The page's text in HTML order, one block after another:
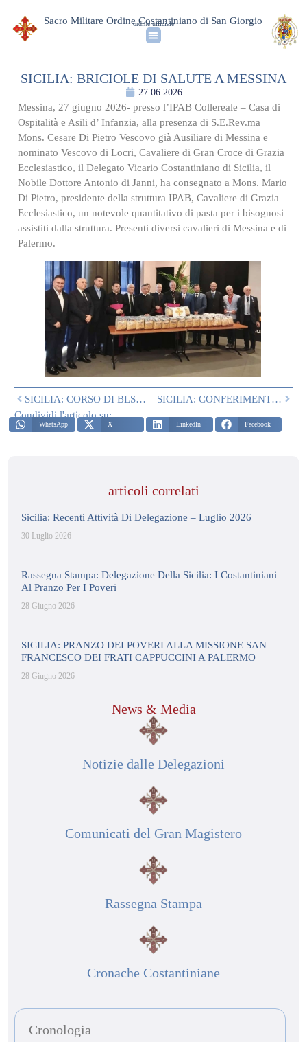
Sacro Militare Ordine Costantiniano di San Giorgio
ordine ufficiale
SICILIA: BRICIOLE DI SALUTE A MESSINA
27 06 2026
Messina, 27 giugno 2026- presso l’IPAB Collereale – Casa di
Ospitalità e Asili d’ Infanzia, alla presenza di S.E.Rev.ma
Mons. Cesare Di Pietro Vescovo già Ausiliare di Messina e
nominato Vescovo di Locri, Cavaliere di Gran Croce di Grazia
Ecclesiastico, il Delegato Vicario Costantiniano di Sicilia, il
Nobile Dottore Antonio di Janni, ha consegnato a Mons. Mario
Di Pietro, presidente della struttura IPAB, Cavaliere di Grazia
Ecclesiastico, un notevole quantitativo di pasta per i bisognosi
assistiti dalla struttura. Presenti diversi cavalieri di Messina e di
Palermo.
SICILIA: CORSO DI BLSD ALLA SCUOLA CALCIO ASD NEVIERA A PALERMO
SICILIA: CONFERIMENTO DELLA MEDAGLIA D’ORO ALL’ISTITUTO COLLEREALE DI MESSINA
Condividi l'articolo su:
WhatsApp X LinkedIn Facebook
articoli correlati
Sicilia: Recenti Attività Di Delegazione – Luglio 2026
30 Luglio 2026
Rassegna Stampa: Delegazione Della Sicilia: I Costantiniani
Al Pranzo Per I Poveri
28 Giugno 2026
SICILIA: PRANZO DEI POVERI ALLA MISSIONE SAN
FRANCESCO DEI FRATI CAPPUCCINI A PALERMO
28 Giugno 2026
News & Media
Notizie dalle Delegazioni
Comunicati del Gran Magistero
Rassegna Stampa
Cronache Costantiniane
Cronologia